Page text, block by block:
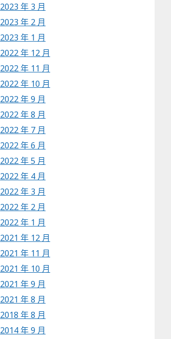
2023 年 3 月
2023 年 2 月
2023 年 1 月
2022 年 12 月
2022 年 11 月
2022 年 10 月
2022 年 9 月
2022 年 8 月
2022 年 7 月
2022 年 6 月
2022 年 5 月
2022 年 4 月
2022 年 3 月
2022 年 2 月
2022 年 1 月
2021 年 12 月
2021 年 11 月
2021 年 10 月
2021 年 9 月
2021 年 8 月
2018 年 8 月
2014 年 9 月